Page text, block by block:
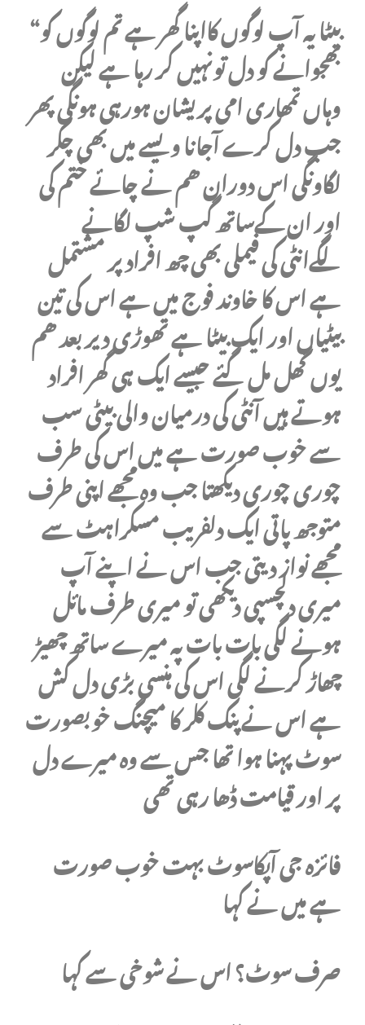
“بیٹا یہ آپ لوگوں کااپنا گھر ہے تم لوگوں کو
بھجوانے کو دل تونہیں کر رہا ہے لیکن
وہاں تمھاری امی پریشان ہورہی ہونگی پھر
جب دل کرے آجانا ویسے میں بھی چکر
لگاونگی اس دوران ھم نے چائے ختم کی
اور ان کےساتھ گپ شپ لگانے
لگےانٹی کی فیملی بھی چھ افراد پر مشتمل
ہے اس کا خاوند فوج میں ہے اس کی تین
بیٹیاں اور ایک بیٹا ہے تھوڑی دیر بعد ھم
یوں گھل مل گئے جیسے ایک ہی گھر افراد
ہوتے ہیں آنٹی کی درمیان والی بیٹی سب
سے خوب صورت ہے میں اس کی طرف
چوری چوری دیکھتا جب وہ مجھے اپنی طرف
متوجھ پاتی ایک دلفریب مسکراہٹ سے
مجھے نواز دیتی جب اس نے اپنے آپ
میری دلچسپی دیکھی تو میری طرف مائل
ہونے لگی بات بات پہ میرے ساتھ چھیڑ
چھاڑ کرنے لگی اس کی ہنسی بڑی دل کش
ہے اس نے پنک کلر کا میچنگ خوبصورت
سوٹ پہنا ہوا تھا جس سے وہ میرے دل
پر اور قیامت ڈھا رہی تھی
فائزہ جی آپکاسوٹ بہت خوب صورت
ہے میں نے کہا
صرف سوٹ؟ اس نے شوخی سے کہا